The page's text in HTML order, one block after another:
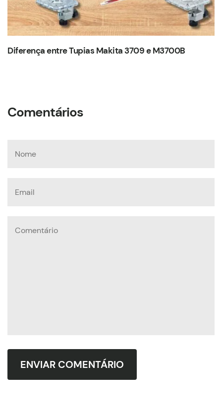
Diferença entre Tupias Makita 3709 e M3700B
Comentários